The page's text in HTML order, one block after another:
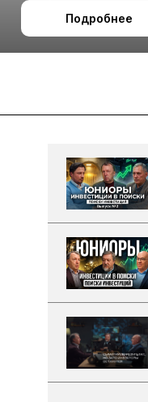
холодном климате
Подробнее